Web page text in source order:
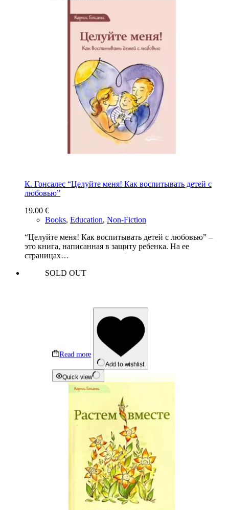
К. Гонсалес “Целуйте меня! Как воспитывать детей с
любовью”
19.00 €
Books, Education, Non-Fiction
“Целуйте меня! Как воспитывать детей с любовью” –
это книга, написанная в защиту ребенка. На ее
страницах…
SOLD OUT
Read more
Add to wishlist
Quick view